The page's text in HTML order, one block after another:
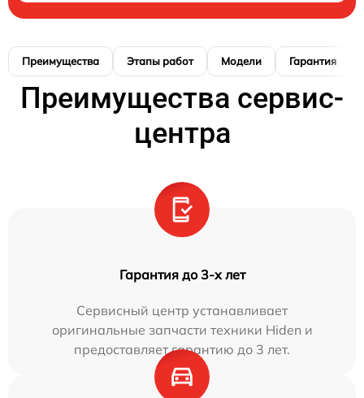
Преимущества Этапы работ Модели Гарантия
Преимущества сервис-
центра
Гарантия до 3-х лет
Сервисный центр устанавливает
оригинальные запчасти техники Hiden и
предоставляет гарантию до 3 лет.